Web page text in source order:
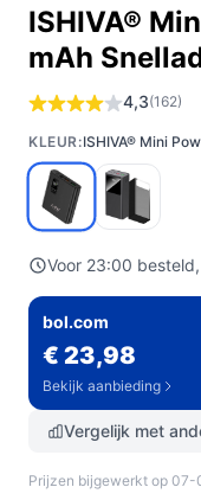
ISHIVA®
mAh
4,3(162)
KLEUR:ISHIVA® Mini
Voor 23:00
bol.com
€ 23,98
Bekijk aanbieding
Vergelijk met
Prijzen bijgewerkt op